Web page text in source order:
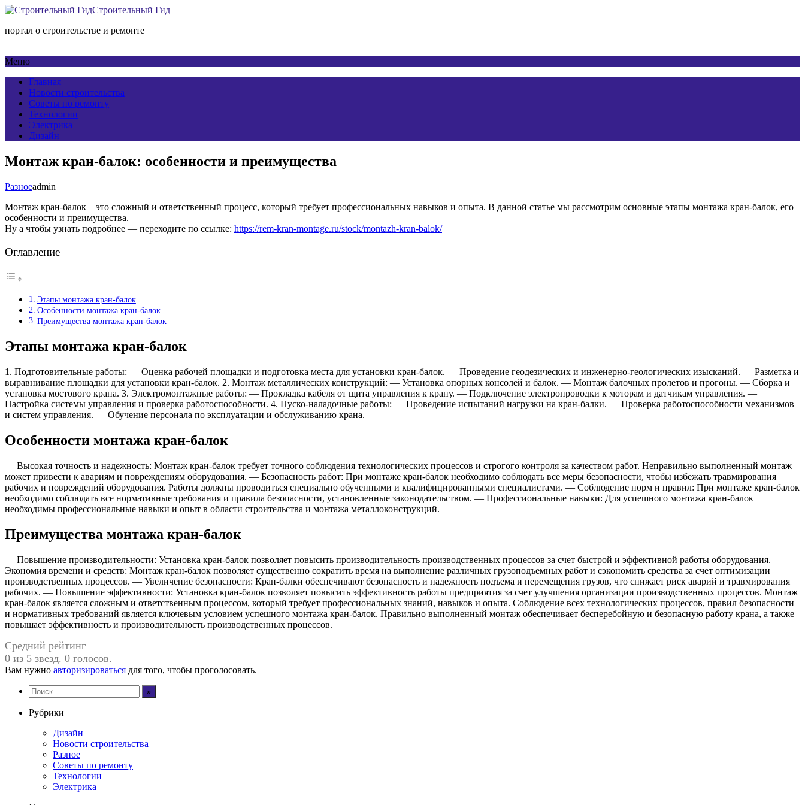
Строительный Гид
портал о строительстве и ремонте
Меню
Главная
Новости строительства
Советы по ремонту
Технологии
Электрика
Дизайн
Монтаж кран-балок: особенности и преимущества
Разноеadmin
Монтаж кран-балок – это сложный и ответственный процесс, который требует профессиональных навыков и опыта. В данной статье мы рассмотрим основные этапы монтажа кран-балок, его
особенности и преимущества.
Ну а чтобы узнать подробнее — переходите по ссылке: https://rem-kran-montage.ru/stock/montazh-kran-balok/
Оглавление
Этапы монтажа кран-балок
Особенности монтажа кран-балок
Преимущества монтажа кран-балок
Этапы монтажа кран-балок
1. Подготовительные работы: — Оценка рабочей площадки и подготовка места для установки кран-балок. — Проведение геодезических и инженерно-геологических изысканий. — Разметка и
выравнивание площадки для установки кран-балок. 2. Монтаж металлических конструкций: — Установка опорных консолей и балок. — Монтаж балочных пролетов и прогоны. — Сборка и
установка мостового крана. 3. Электромонтажные работы: — Прокладка кабеля от щита управления к крану. — Подключение электропроводки к моторам и датчикам управления. —
Настройка системы управления и проверка работоспособности. 4. Пуско-наладочные работы: — Проведение испытаний нагрузки на кран-балки. — Проверка работоспособности механизмов
и систем управления. — Обучение персонала по эксплуатации и обслуживанию крана.
Особенности монтажа кран-балок
— Высокая точность и надежность: Монтаж кран-балок требует точного соблюдения технологических процессов и строгого контроля за качеством работ. Неправильно выполненный монтаж
может привести к авариям и повреждениям оборудования. — Безопасность работ: При монтаже кран-балок необходимо соблюдать все меры безопасности, чтобы избежать травмирования
рабочих и повреждений оборудования. Работы должны проводиться специально обученными и квалифицированными специалистами. — Соблюдение норм и правил: При монтаже кран-балок
необходимо соблюдать все нормативные требования и правила безопасности, установленные законодательством. — Профессиональные навыки: Для успешного монтажа кран-балок
необходимы профессиональные навыки и опыт в области строительства и монтажа металлоконструкций.
Преимущества монтажа кран-балок
— Повышение производительности: Установка кран-балок позволяет повысить производительность производственных процессов за счет быстрой и эффективной работы оборудования. —
Экономия времени и средств: Монтаж кран-балок позволяет существенно сократить время на выполнение различных грузоподъемных работ и сэкономить средства за счет оптимизации
производственных процессов. — Увеличение безопасности: Кран-балки обеспечивают безопасность и надежность подъема и перемещения грузов, что снижает риск аварий и травмирования
рабочих. — Повышение эффективности: Установка кран-балок позволяет повысить эффективность работы предприятия за счет улучшения организации производственных процессов. Монтаж
кран-балок является сложным и ответственным процессом, который требует профессиональных знаний, навыков и опыта. Соблюдение всех технологических процессов, правил безопасности
и нормативных требований является ключевым условием успешного монтажа кран-балок. Правильно выполненный монтаж обеспечивает бесперебойную и безопасную работу крана, а также
повышает эффективность и производительность производственных процессов.
Средний рейтинг
0 из 5 звезд. 0 голосов.
Вам нужно авторизироваться для того, чтобы проголосовать.
Рубрики
Дизайн
Новости строительства
Разное
Советы по ремонту
Технологии
Электрика